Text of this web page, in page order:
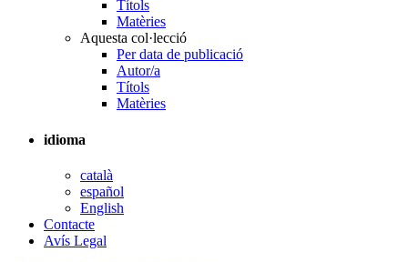
Títols
Matèries
Aquesta col·lecció
Per data de publicació
Autor/a
Títols
Matèries
idioma
català
español
English
Contacte
Avís Legal